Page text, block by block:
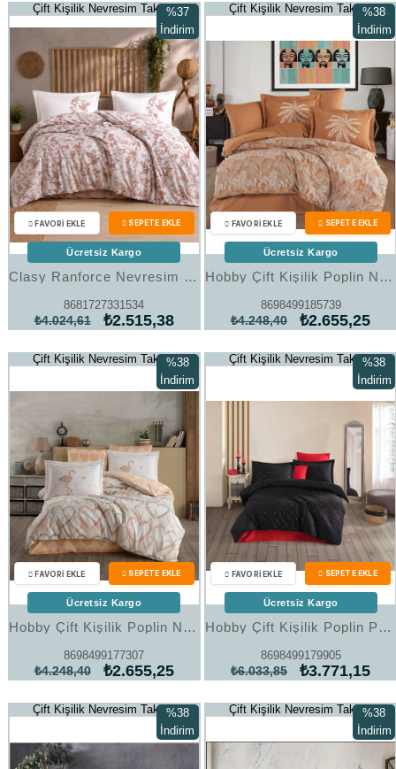
Çift Kişilik Nevresim Takımı
Clasy Ranforce Nevresim Takımı Çift Kişilik Tole V1 Bej
8681727331534
₺2.515,38
₺4.024,61
%37
İndirim
%37İndirim
Ücretsiz Kargo
Çift Kişilik Nevresim Takımı
Hobby Çift Kişilik Poplin Nevresim Selene Tarçın
8698499185739
₺2.655,25
₺4.248,40
%38
İndirim
Ücretsiz Kargo
Çift Kişilik Nevresim Takımı
Hobby Çift Kişilik Poplin Nevresim Diana Kahve
8698499177307
₺2.655,25
₺4.248,40
%38
İndirim
Ücretsiz Kargo
Çift Kişilik Nevresim Takımı
Hobby Çift Kişilik Poplin Premium Nakışlı Nevresim Lubow Siyah
8698499179905
₺3.771,15
₺6.033,85
%38
İndirim
Ücretsiz Kargo
Çift Kişilik Nevresim Takımı%38
İndirim
Çift Kişilik Nevresim Takımı%38
İndirim